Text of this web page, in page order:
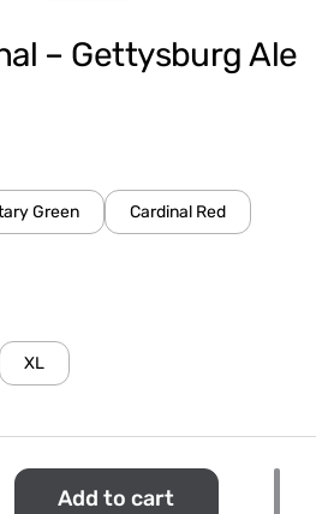
– Gettysburg Ale
Green Cardinal Red
XL
Add to cart